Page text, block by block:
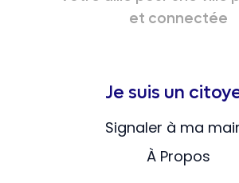
et connectée
Je suis un
Signaler à ma
À Propos